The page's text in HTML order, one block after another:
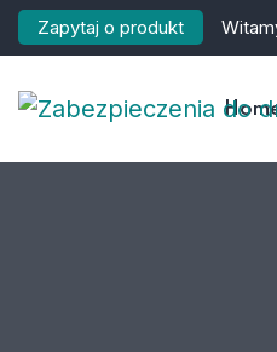
Zapytaj o produkt